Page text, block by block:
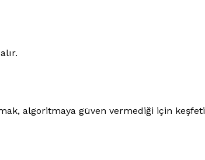
algoritmaya güven vermediği için keşfeti